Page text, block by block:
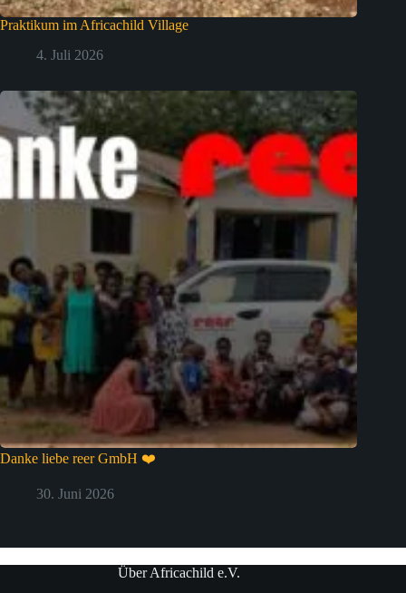
Praktikum im Africachild Village
4. Juli 2026
Danke liebe reer GmbH ❤️
30. Juni 2026
Über Africachild e.V.